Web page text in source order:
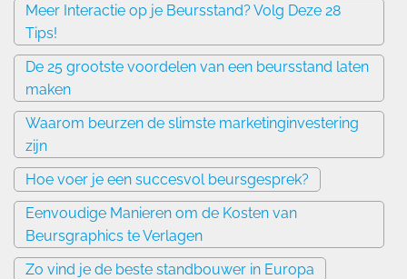
Meer Interactie op je Beursstand? Volg Deze 28
Tips!
De 25 grootste voordelen van een beursstand laten
maken
Waarom beurzen de slimste marketinginvestering
zijn
Hoe voer je een succesvol beursgesprek?
Eenvoudige Manieren om de Kosten van
Beursgraphics te Verlagen
Zo vind je de beste standbouwer in Europa